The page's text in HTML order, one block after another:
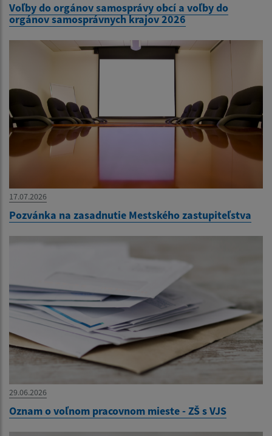
Voľby do orgánov samosprávy obcí a voľby do
orgánov samosprávnych krajov 2026
17.07.2026
Pozvánka na zasadnutie Mestského zastupiteľstva
29.06.2026
Oznam o voľnom pracovnom mieste - ZŠ s VJS